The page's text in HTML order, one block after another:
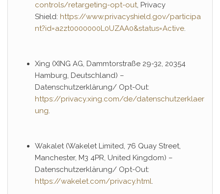
controls/retargeting-opt-out, Privacy
Shield: https://www.privacyshield.gov/participa
nt?id=a2zt0000000L0UZAA0&status=Active.
Xing (XING AG, Dammtorstraße 29-32, 20354
Hamburg, Deutschland) –
Datenschutzerklärung/ Opt-Out:
https://privacy.xing.com/de/datenschutzerklaer
ung.
Wakalet (Wakelet Limited, 76 Quay Street,
Manchester, M3 4PR, United Kingdom) –
Datenschutzerklärung/ Opt-Out:
https://wakelet.com/privacy.html.